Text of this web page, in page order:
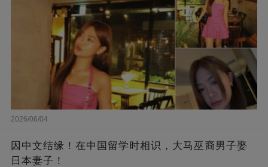
2026/06/04
因中文结缘！在中国留学时相识，大马巫裔男子娶
日本妻子！